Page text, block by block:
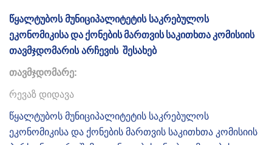
წყალტუბოსმუნიციპალიტეტის საკრებულოს
ეკონომიკისა დაქონების მართვის საკითხთაკომისიის
თავმჯდომარისარჩევის შესახებ
თავმჯდომარე:
რევაზ დიდავა
წყალტუბოს მუნიციპალიტეტის საკრებულოს
ეკონომიკისა და ქონების მართვის საკითხთა კომისიის